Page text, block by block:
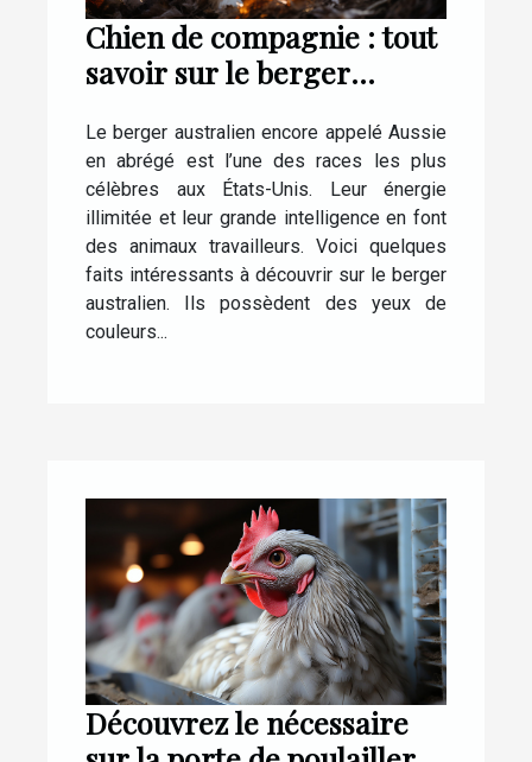
Chien de compagnie : tout
savoir sur le berger
Le berger australien encore appelé Aussie
en abrégé est l’une des races les plus
célèbres aux États-Unis. Leur énergie
illimitée et leur grande intelligence en font
des animaux travailleurs. Voici quelques
faits intéressants à découvrir sur le berger
australien. Ils possèdent des yeux de
couleurs...
Découvrez le nécessaire